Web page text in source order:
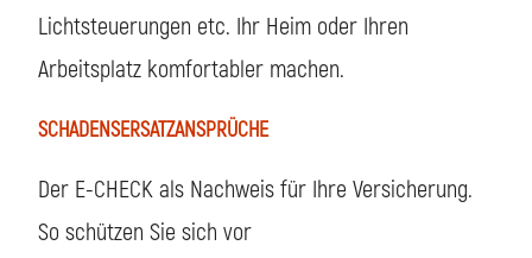
Lichtsteuerungen etc. Ihr Heim oder Ihren
Arbeitsplatz komfortabler machen.
SCHADENSERSATZANSPRÜCHE
Der E-CHECK als Nachweis für Ihre Versicherung.
So schützen Sie sich vor